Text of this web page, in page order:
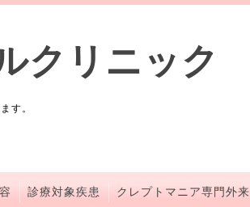
クリニック
す。
診療対象疾患 クレプトマニア専門外来